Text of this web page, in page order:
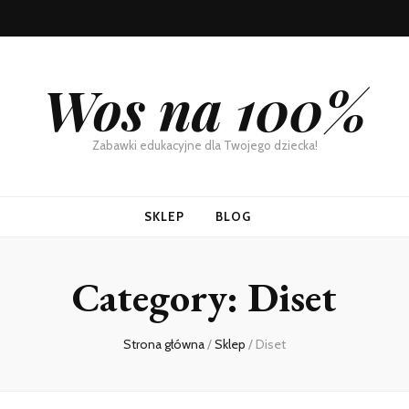
Wos na 100%
Zabawki edukacyjne dla Twojego dziecka!
SKLEP BLOG
Category: Diset
Strona główna/Sklep / Diset